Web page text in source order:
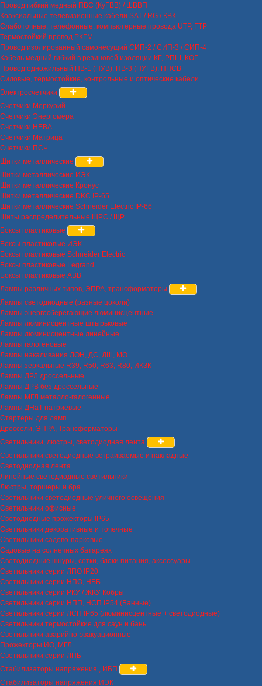
Провод гибкий медный ПВС (КуГВВ) / ШВВП
Коаксиальные телевизионные кабели SAT / RG / КВК
Слаботочные, телефонные, компьютерные провода UTP, FTP
Термостойкий провод РКГМ
Провод изолированный самонесущий СИП-2 / СИП-3 / СИП-4
Кабель медный гибкий в резиновой изоляции КГ, РПШ, КОГ
Провод одножильный ПВ-1 (ПУВ), ПВ-3 (ПУГВ), ПНСВ
Силовые, термостойкие, контрольные и оптические кабели
Электросчетчики
Счетчики Меркурий
Счетчики Энергомера
Счетчики НЕВА
Счетчики Матрица
Счетчики ПСЧ
Щитки металлические
Щитки металлические ИЭК
Щитки металлические Кронус
Щитки металлические DKC IP-65
Щитки металлические Schneider Electric IP-66
Щиты распределительные ЩРС / ЩР
Боксы пластиковые
Боксы пластиковые ИЭК
Боксы пластиковые Schneider Electric
Боксы пластиковые Legrand
Боксы пластиковые ABB
Лампы различных типов, ЭПРА, трансформаторы
Лампы светодиодные (разные цоколи)
Лампы энергосберегающие люминисцентные
Лампы люминисцентные штырьковые
Лампы люминисцентные линейные
Лампы галогеновые
Лампы накаливания ЛОН, ДС, ДШ, МО
Лампы зеркальные R39, R50, R63, R80, ИКЗК
Лампы ДРЛ дроссельные
Лампы ДРВ без дроссельные
Лампы МГЛ металло-галогенные
Лампы ДНаТ натриевые
Стартеры для ламп
Дроссели, ЭПРА, Трансформаторы
Светильники, люстры, светодиодная лента
Светильники светодиодные встраиваемые и накладные
Светодиодная лента
Линейные светодиодные светильники
Люстры, торшеры и бра
Светильники светодиодные уличного освещения
Светильники офисные
Светодиодные прожекторы IP65
Светильники декоративные и точечные
Светильники садово-парковые
Садовые на солнечных батареях
Светодиодные шнуры, сетки, блоки питания, аксессуары
Светильники серии ЛПО IP20
Светильники серии НПО, НББ
Светильники серии РКУ / ЖКУ Кобры
Светильники серии НПП, НСП IP54 (Банные)
Светильники серии ЛСП IP65 (люминисцентные + светодиодные)
Светильники термостойкие для саун и бань
Светильники аварийно-эвакуационные
Прожекторы ИО, МГЛ
Светильники серии ЛПБ
Стабилизаторы напряжения , ИБП
Стабилизаторы напряжения ИЭК